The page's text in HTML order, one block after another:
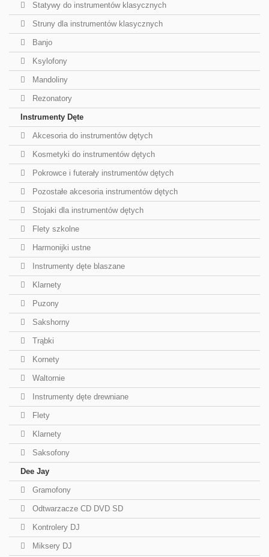
Statywy do instrumentów klasycznych
Struny dla instrumentów klasycznych
Banjo
Ksylofony
Mandoliny
Rezonatory
Instrumenty Dęte
Akcesoria do instrumentów dętych
Kosmetyki do instrumentów dętych
Pokrowce i futerały instrumentów dętych
Pozostałe akcesoria instrumentów dętych
Stojaki dla instrumentów dętych
Flety szkolne
Harmonijki ustne
Instrumenty dęte blaszane
Klarnety
Puzony
Sakshorny
Trąbki
Kornety
Waltornie
Instrumenty dęte drewniane
Flety
Klarnety
Saksofony
Dee Jay
Gramofony
Odtwarzacze CD DVD SD
Kontrolery DJ
Miksery DJ